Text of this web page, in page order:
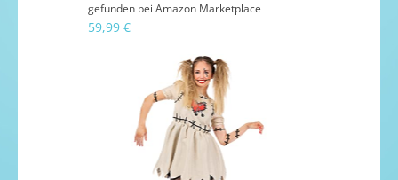
gefunden bei Amazon Marketplace
59,99 €